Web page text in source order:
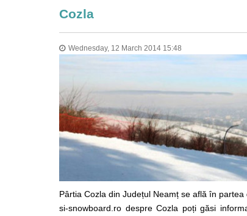
Cozla
Wednesday, 12 March 2014 15:48
Pârtia Cozla din Județul Neamț se află în
si-snowboard.ro despre Cozla poți găsi